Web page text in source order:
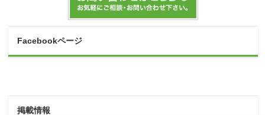
Facebookページ
掲載情報